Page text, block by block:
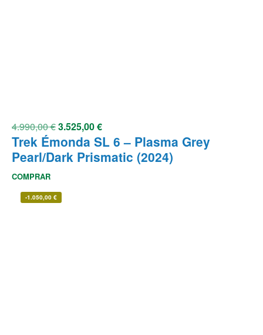
4.990,00€3.525,00€
Trek Émonda SL 6 – Plasma Grey
Pearl/Dark Prismatic (2024)
COMPRAR
-1.050,00 €